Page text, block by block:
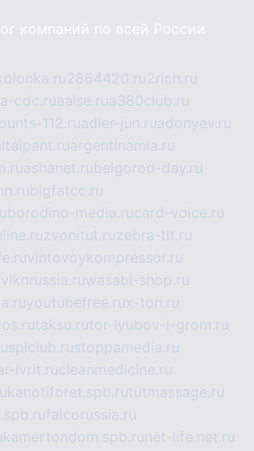
компаний по всей России
2864420.ru2rich.ru
a-cdc.ruaalse.rua380club.ru
112.ruadler-jun.ruadonyev.ru
argentinamia.ru
ashanet.rubelgorod-day.ru
bigfatcc.ru
borodino-media.rucard-voice.ru
zvonitut.ruzebra-tlt.ru
vintovoykompressor.ru
vlknrussia.ruwasabi-shop.ru
youtubefree.rux-ton.ru
taksu.rutor-lyubov-i-grom.ru
splclub.rustoppamedia.ru
ivrit.rucleanmedicine.ru
kanotiforet.spb.rututmassage.ru
falcorussia.ru
kamertondom.spb.ru net-life.net.ru